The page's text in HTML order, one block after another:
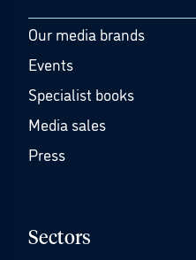
Our media brands
Events
Specialist books
Media sales
Press
Sectors